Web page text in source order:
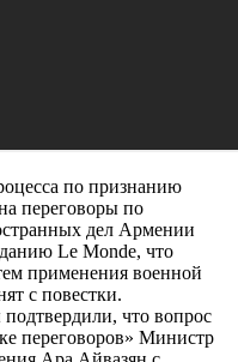
по признанию
переговоры по
дел Армении
Le Monde, что
применения военной
с повестки.
что вопрос
переговоров» Министр